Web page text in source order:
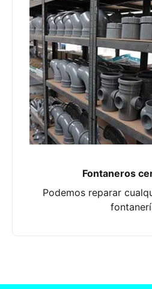
Fontaneros
Podemos reparar